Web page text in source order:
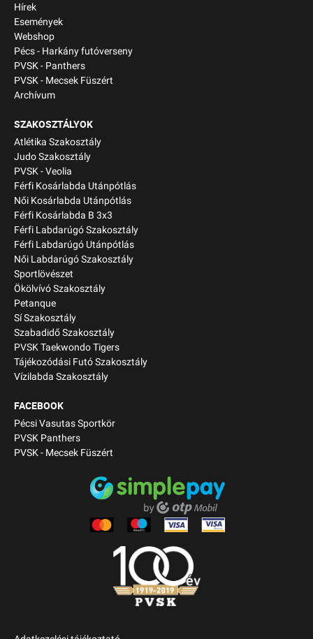
Hírek
Események
Webshop
Pécs - Harkány futóverseny
PVSK - Panthers
PVSK - Mecsek Füszért
Archívum
SZAKOSZTÁLYOK
Atlétika Szakosztály
Judo Szakosztály
PVSK - Veolia
Férfi Kosárlabda Utánpótlás
Női Kosárlabda Utánpótlás
Férfi Kosárlabda B 3x3
Férfi Labdarúgó Szakosztály
Férfi Labdarúgó Utánpótlás
Női Labdarúgó Szakosztály
Sportlövészet
Ökölvívó Szakosztály
Petanque
Sí Szakosztály
Szabadidő Szakosztály
PVSK Taekwondo Tigers
Tájékozódási Futó Szakosztály
Vízilabda Szakosztály
FACEBOOK
Pécsi Vasutas Sportkör
PVSK Panthers
PVSK - Mecsek Füszért